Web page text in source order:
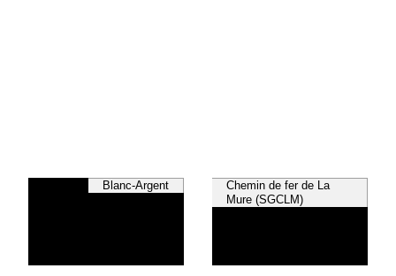
Blanc-Argent
Chemin de fer de La
Mure (SGCLM)